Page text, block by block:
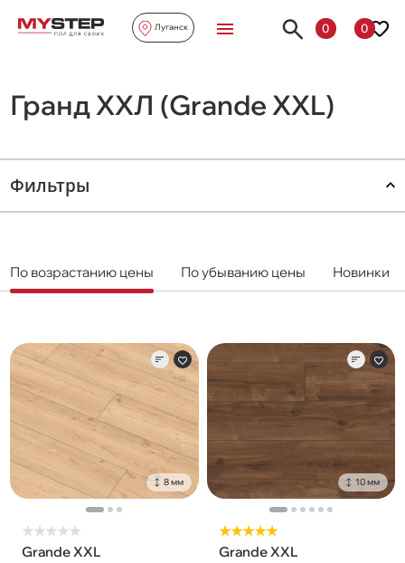
Луганск 0 0
Гранд ХХЛ (Grande XXL)
Фильтры
По возрастанию цены По убыванию цены Новинки
8 мм
★★★★★
Grande XXL
10 мм
★★★★★
Grande XXL